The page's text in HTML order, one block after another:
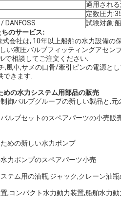
適用され
定数圧力
DANFOSS
試験対象:
のサービス:
会社は, 10年以上船舶の水力設備の
い液圧バルブフィッティングアセン
で相談してご注文ください.
,風車,サメの口骨/牽引ピンの電源と
できます.
めの水力システム用部品の販売
御バルブグループの新しい製品と,
ルブセットのスペアパーツの小売
めの新しい水力ポンプ
力ポンプのスペアパーツ小売
テム用の油瓶,ジャック,クレーン油瓶
,コンパクト水力動力装置,船舶水力